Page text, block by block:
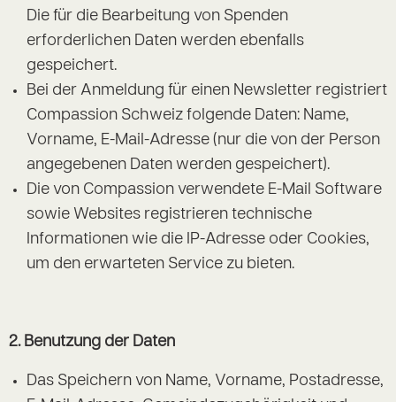
Die für die Bearbeitung von Spenden
erforderlichen Daten werden ebenfalls
gespeichert.
Bei der Anmeldung für einen Newsletter registriert
Compassion Schweiz folgende Daten: Name,
Vorname, E-Mail-Adresse (nur die von der Person
angegebenen Daten werden gespeichert).
Die von Compassion verwendete E-Mail Software
sowie Websites registrieren technische
Informationen wie die IP-Adresse oder Cookies,
um den erwarteten Service zu bieten.
2. Benutzung der Daten
Das Speichern von Name, Vorname, Postadresse,